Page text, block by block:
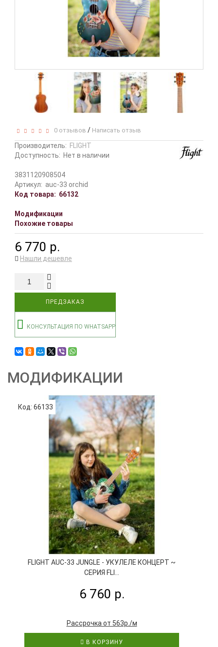
0 отзывов / Написать отзыв
Производитель: FLIGHT
Доступность: Нет в наличии
3831120908504
Артикул: auc-33 orchid
Код товара: 66132
Модификации
Похожие товары
6 770 р.
Нашли дешевле
ПРЕДЗАКАЗ
КОНСУЛЬТАЦИЯ ПО WHATSAPP
МОДИФИКАЦИИ
Код: 66133
FLIGHT AUC-33 JUNGLE - УКУЛЕЛЕ КОНЦЕРТ ~
СЕРИЯ FLI...
6 760 р.
Рассрочка от 563р./м
В КОРЗИНУ